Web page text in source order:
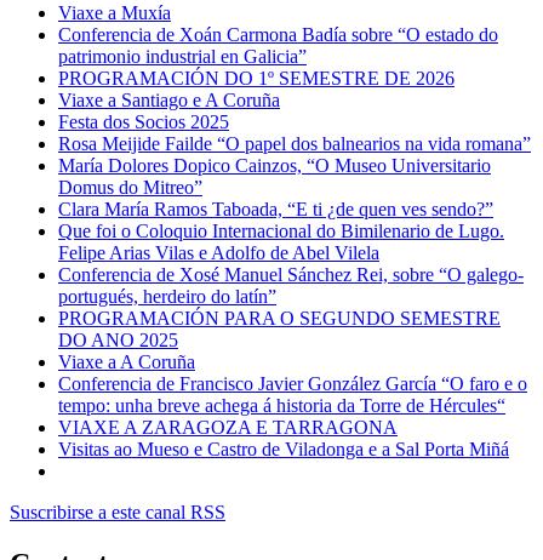
Viaxe a Muxía
Conferencia de Xoán Carmona Badía sobre “O estado do
patrimonio industrial en Galicia”
PROGRAMACIÓN DO 1º SEMESTRE DE 2026
Viaxe a Santiago e A Coruña
Festa dos Socios 2025
Rosa Meijide Failde “O papel dos balnearios na vida romana”
María Dolores Dopico Cainzos, “O Museo Universitario
Domus do Mitreo”
Clara María Ramos Taboada, “E ti ¿de quen ves sendo?”
Que foi o Coloquio Internacional do Bimilenario de Lugo.
Felipe Arias Vilas e Adolfo de Abel Vilela
Conferencia de Xosé Manuel Sánchez Rei, sobre “O galego-
portugués, herdeiro do latín”
PROGRAMACIÓN PARA O SEGUNDO SEMESTRE
DO ANO 2025
Viaxe a A Coruña
Conferencia de Francisco Javier González García “O faro e o
tempo: unha breve achega á historia da Torre de Hércules“
VIAXE A ZARAGOZA E TARRAGONA
Visitas ao Mueso e Castro de Viladonga e a Sal Porta Miñá
Suscribirse a este canal RSS